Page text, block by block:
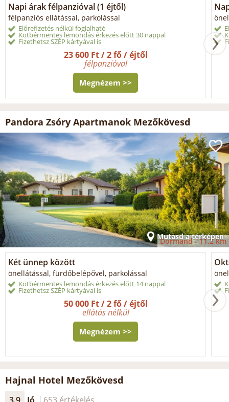
Napi árak félpanzióval (1 éjtől)
félpanziós ellátással, parkolással
Előrefizetés nélkül foglalható
Kötbérmentes lemondás érkezés előtt 30 nappal
Fizethetsz SZÉP kártyával is
23 600 Ft / 2 fő / éjtől
félpanzióval
Megnézem >>
Pandora Zsóry Apartmanok Mezőkövesd
Mutasd a térképen
Dormánd -11.2 km
Két ünnep között
önellátással, fürdőbelépővel, parkolással
Kötbérmentes lemondás érkezés előtt 14 nappal
Fizethetsz SZÉP kártyával is
50 000 Ft / 2 fő / éjtől
ellátás nélkül
Megnézem >>
Hajnal Hotel Mezőkövesd